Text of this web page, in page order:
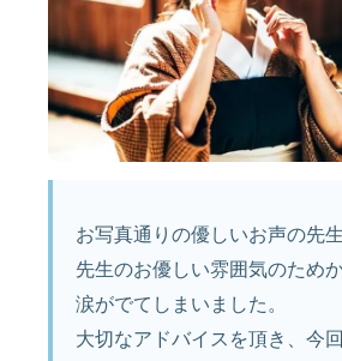
お写真通りの優しいお声の先生
先生のお優しい雰囲気のため
涙がでてしまいました。
大切なアドバイスを頂き、今